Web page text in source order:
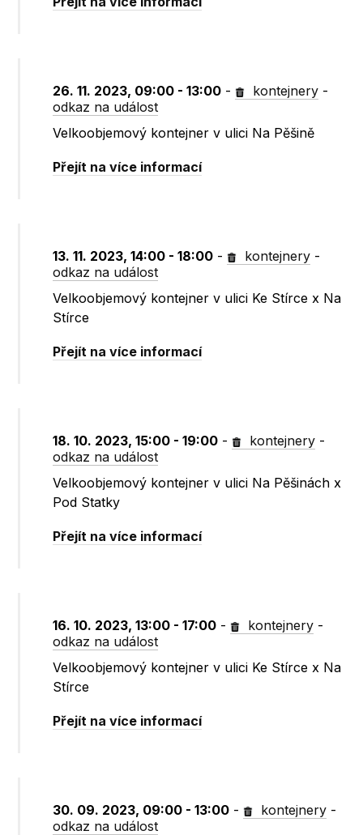
26. 11. 2023, 09:00 - 13:00 - kontejnery -
odkaz na událost
Velkoobjemový kontejner v ulici Na Pěšině
Přejít na více informací
13. 11. 2023, 14:00 - 18:00 - kontejnery -
odkaz na událost
Velkoobjemový kontejner v ulici Ke Stírce x Na
Stírce
Přejít na více informací
18. 10. 2023, 15:00 - 19:00 - kontejnery -
odkaz na událost
Velkoobjemový kontejner v ulici Na Pěšinách x
Pod Statky
Přejít na více informací
16. 10. 2023, 13:00 - 17:00 - kontejnery -
odkaz na událost
Velkoobjemový kontejner v ulici Ke Stírce x Na
Stírce
Přejít na více informací
30. 09. 2023, 09:00 - 13:00 - kontejnery -
odkaz na událost